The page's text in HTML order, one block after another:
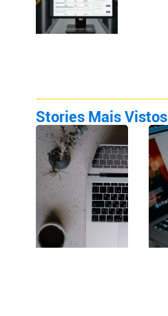
Stories Mais Vistos